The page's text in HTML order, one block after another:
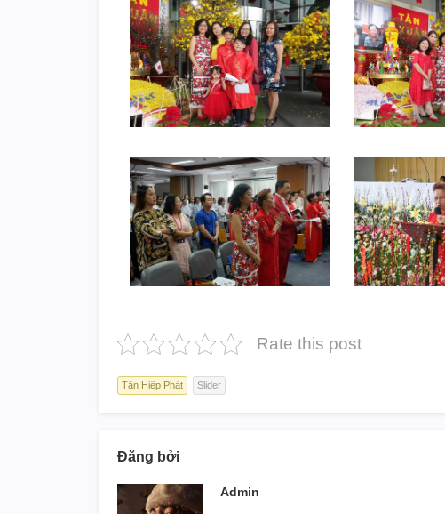
Rate this post
Tân Hiệp Phát Slider
Đăng bởi
Admin